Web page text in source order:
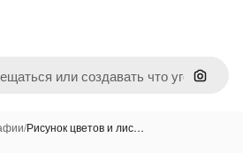
Поиск
/Рисунок цветов и лис…